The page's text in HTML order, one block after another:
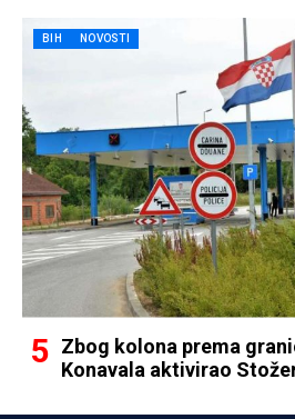
BIH NOVOSTI
Zbog kolona prema
Konavala aktivirao